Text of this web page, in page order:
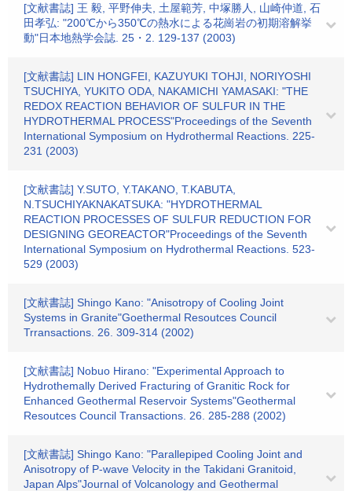
[文献書誌] 王 毅, 平野伸夫, 土屋範芳, 中塚勝人, 山崎仲道, 石
田孝弘: "200℃から350℃の熱水による花崗岩の初期溶解挙
動"日本地熱学会誌. 25・2. 129-137 (2003)
[文献書誌] LIN HONGFEI, KAZUYUKI TOHJI, NORIYOSHI
TSUCHIYA, YUKITO ODA, NAKAMICHI YAMASAKI: "THE
REDOX REACTION BEHAVIOR OF SULFUR IN THE
HYDROTHERMAL PROCESS"Proceedings of the Seventh
International Symposium on Hydrothermal Reactions. 225-
231 (2003)
[文献書誌] Y.SUTO, Y.TAKANO, T.KABUTA,
N.TSUCHIYAKNAKATSUKA: "HYDROTHERMAL
REACTION PROCESSES OF SULFUR REDUCTION FOR
DESIGNING GEOREACTOR"Proceedings of the Seventh
International Symposium on Hydrothermal Reactions. 523-
529 (2003)
[文献書誌] Shingo Kano: "Anisotropy of Cooling Joint
Systems in Granite"Goethermal Resoutces Council
Trransactions. 26. 309-314 (2002)
[文献書誌] Nobuo Hirano: "Experimental Approach to
Hydrothemally Derived Fracturing of Granitic Rock for
Enhanced Geothermal Reservoir Systems"Geothermal
Resoutces Council Transactions. 26. 285-288 (2002)
[文献書誌] Shingo Kano: "Parallepiped Cooling Joint and
Anisotropy of P-wave Velocity in the Takidani Granitoid,
Japan Alps"Journal of Volcanology and Geothermal